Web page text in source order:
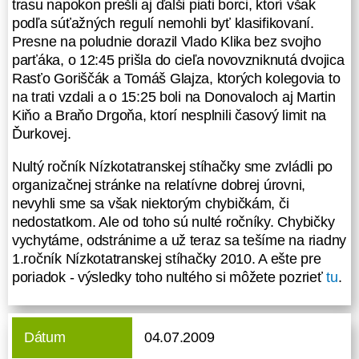
a Richard Pouš. O pol jedenástej,
teda v konečnom čase 25:30 hod.
dorazila do cieľa na štvrtom mieste
maďarská dvojica Anita + Ferenc,
ktorí sa zároveň stali víťazmi
zmiešanej kategórie. Piaty a šiesty
pár (Peter Blaho + Ivan Martynek a
za približne 27 hodín. Celú trasu
napokon prešli aj ďalši piati borci,
ktorí však podľa súťažných regulí
nemohli byť klasifikovaní. Presne na
poludnie dorazil Vlado Klika bez
svojho parťáka, o 12:45 prišla do
cieľa novovzniknutá dvojica Rasťo
kolegovia to na trati vzdali a o 15:25
boli na Donovaloch aj Martin Kiňo a
trasu napokon prešli aj ďalši piati borci, ktorí však
podľa súťažných regulí nemohli byť klasifikovaní.
Presne na poludnie dorazil Vlado Klika bez svojho
parťáka, o 12:45 prišla do cieľa novovzniknutá dvojica
Rasťo Goriščák a Tomáš Glajza, ktorých kolegovia to
na trati vzdali a o 15:25 boli na Donovaloch aj Martin
Kiňo a Braňo Drgoňa, ktorí nesplnili časový limit na
Ďurkovej.
Nultý ročník Nízkotatranskej stíhačky sme zvládli po
organizačnej stránke na relatívne dobrej úrovni,
nevyhli sme sa však niektorým chybičkám, či
nedostatkom. Ale od toho sú nulté ročníky. Chybičky
vychytáme, odstránime a už teraz sa tešíme na riadny
1.ročník Nízkotatranskej stíhačky 2010. A ešte pre
poriadok - výsledky toho nultého si môžete pozrieťtu.
Dátum 04.07.2009